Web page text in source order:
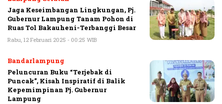
Jaga Keseimbangan Lingkungan, Pj.
Gubernur Lampung Tanam Pohon di
Ruas Tol Bakauheni-Terbanggi Besar
Rabu, 12 Februari 2025 - 00:25 WIB
Bandarlampung
Peluncuran Buku “Terjebak di
Puncak”, Kisah Inspiratif di Balik
Kepemimpinan Pj. Gubernur
Lampung